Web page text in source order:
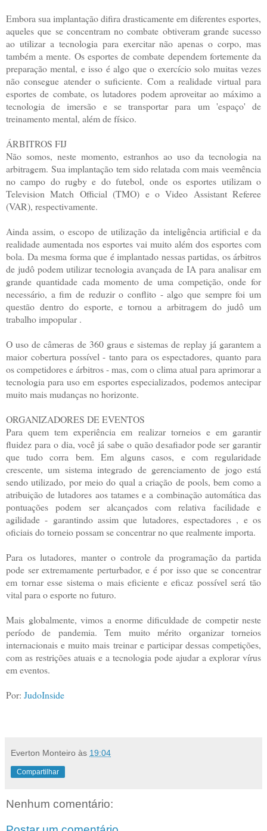
Embora sua implantação difira drasticamente em diferentes esportes,
aqueles que se concentram no combate obtiveram grande sucesso
ao utilizar a tecnologia para exercitar não apenas o corpo, mas
também a mente. Os esportes de combate dependem fortemente da
preparação mental, e isso é algo que o exercício solo muitas vezes
não consegue atender o suficiente. Com a realidade virtual para
esportes de combate, os lutadores podem aproveitar ao máximo a
tecnologia de imersão e se transportar para um 'espaço' de
treinamento mental, além de físico.
ÁRBITROS FIJ
Não somos, neste momento, estranhos ao uso da tecnologia na
arbitragem. Sua implantação tem sido relatada com mais veemência
no campo do rugby e do futebol, onde os esportes utilizam o
Television Match Official (TMO) e o Video Assistant Referee
(VAR), respectivamente.
Ainda assim, o escopo de utilização da inteligência artificial e da
realidade aumentada nos esportes vai muito além dos esportes com
bola. Da mesma forma que é implantado nessas partidas, os árbitros
de judô podem utilizar tecnologia avançada de IA para analisar em
grande quantidade cada momento de uma competição, onde for
necessário, a fim de reduzir o conflito - algo que sempre foi um
questão dentro do esporte, e tornou a arbitragem do judô um
trabalho impopular .
O uso de câmeras de 360 ​​graus e sistemas de replay já garantem a
maior cobertura possível - tanto para os espectadores, quanto para
os competidores e árbitros - mas, com o clima atual para aprimorar a
tecnologia para uso em esportes especializados, podemos antecipar
muito mais mudanças no horizonte.
ORGANIZADORES DE EVENTOS
Para quem tem experiência em realizar torneios e em garantir
fluidez para o dia, você já sabe o quão desafiador pode ser garantir
que tudo corra bem. Em alguns casos, e com regularidade
crescente, um sistema integrado de gerenciamento de jogo está
sendo utilizado, por meio do qual a criação de pools, bem como a
atribuição de lutadores aos tatames e a combinação automática das
pontuações podem ser alcançados com relativa facilidade e
agilidade - garantindo assim que lutadores, espectadores , e os
oficiais do torneio possam se concentrar no que realmente importa.
Para os lutadores, manter o controle da programação da partida
pode ser extremamente perturbador, e é por isso que se concentrar
em tornar esse sistema o mais eficiente e eficaz possível será tão
vital para o esporte no futuro.
Mais globalmente, vimos a enorme dificuldade de competir neste
período de pandemia. Tem muito mérito organizar torneios
internacionais e muito mais treinar e participar dessas competições,
com as restrições atuais e a tecnologia pode ajudar a explorar vírus
em eventos.
Por: JudoInside
Everton Monteiro às 19:04
Compartilhar
Nenhum comentário: